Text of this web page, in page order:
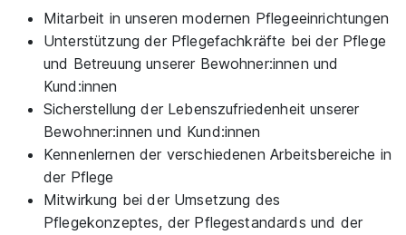
KORIAN Deutschland
01.10.2026
59329 Wadersloh
Mitarbeit in unseren modernen Pflegeeinrichtungen
Unterstützung der Pflegefachkräfte bei der Pflege
und Betreuung unserer Bewohner:innen und
Kund:innen
Sicherstellung der Lebenszufriedenheit unserer
Bewohner:innen und Kund:innen
Kennenlernen der verschiedenen Arbeitsbereiche in
der Pflege
Mitwirkung bei der Umsetzung des
Pflegekonzeptes, der Pflegestandards und der